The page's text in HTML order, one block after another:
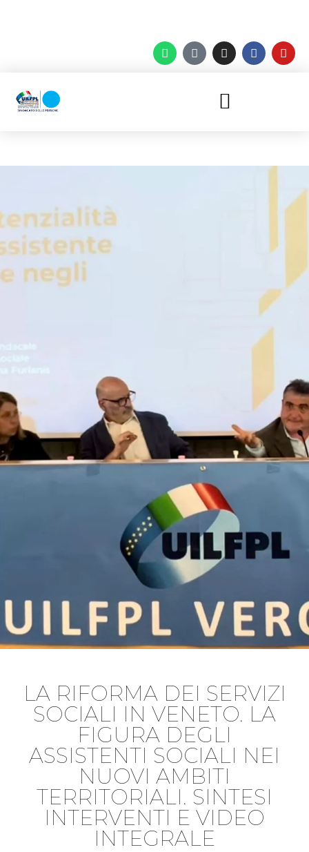
LA RIFORMA DEI SERVIZI
SOCIALI IN VENETO. LA
FIGURA DEGLI
ASSISTENTI SOCIALI NEI
NUOVI AMBITI
TERRITORIALI. SINTESI
INTERVENTI E VIDEO
INTEGRALE